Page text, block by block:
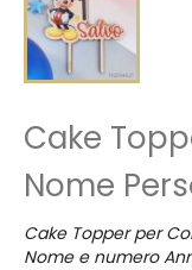
Cake
Nome
Cake Topper per
Nome e numero